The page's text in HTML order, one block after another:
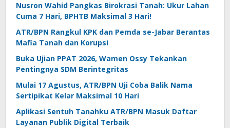
Nusron Wahid Pangkas Birokrasi Tanah: Ukur Lahan
Cuma 7 Hari, BPHTB Maksimal 3 Hari!
ATR/BPN Rangkul KPK dan Pemda se-Jabar Berantas
Mafia Tanah dan Korupsi
Buka Ujian PPAT 2026, Wamen Ossy Tekankan
Pentingnya SDM Berintegritas
Mulai 17 Agustus, ATR/BPN Uji Coba Balik Nama
Sertipikat Kelar Maksimal 10 Hari
Aplikasi Sentuh Tanahku ATR/BPN Masuk Daftar
Layanan Publik Digital Terbaik